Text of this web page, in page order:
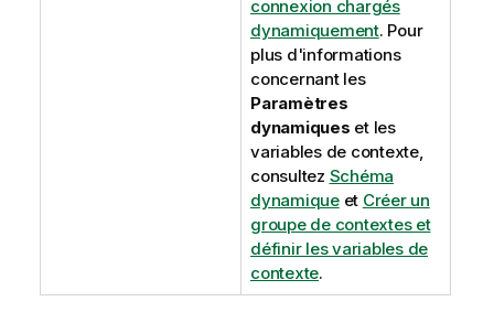
connexion chargés
dynamiquement. Pour
plus d'informations
concernant les
Paramètres
dynamiques et les
variables de contexte,
consultez Schéma
dynamiqueet Créer un
groupe de contextes et
définir les variables de
contexte.